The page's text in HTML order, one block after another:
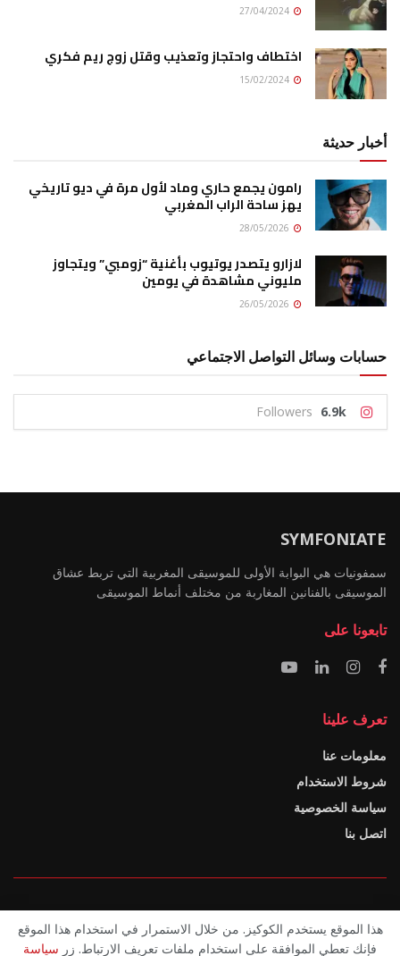
اختطاف واحتجاز وتعذيب وقتل زوج ريم فكري
أخبار حديثة
رامون يجمع حاري وماد لأول مرة في ديو تاريخي
يهز ساحة الراب المغربي
لازارو يتصدر يوتيوب بأغنية “زومبي” ويتجاوز
مليوني مشاهدة في يومين
حسابات وسائل التواصل الاجتماعي
6.9k
Followers
SYMFONIATE
سمفونيات هي البوابة الأولى للموسيقى المغربية التي تربط عشاق
الموسيقى بالفنانين المغاربة من مختلف أنماط الموسيقى
تابعونا على
تعرف علينا
معلومات عنا
شروط الاستخدام
سياسة الخصوصية
اتصل بنا
© SYMFONIATE Inc - سمفونيات 2025 جميع الحقوق محفوظة
هذا الموقع يستخدم الكوكيز. من خلال الاستمرار في استخدام هذا الموقع
فإنك تعطي الموافقة على استخدام ملفات تعريف الارتباط. زر سياسة